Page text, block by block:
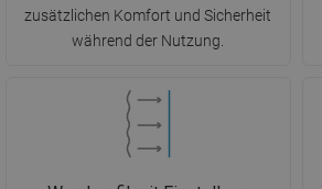
zusätzlichen Komfort und Sicherheit
während der Nutzung.